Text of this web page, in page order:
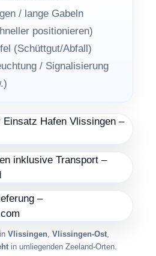
/ lange Gabeln
positionieren)
(Schüttgut/Abfall)
/ Signalisierung
Vlissingen, Vlissingen-Ost,
in umliegenden Zeeland-Orten.